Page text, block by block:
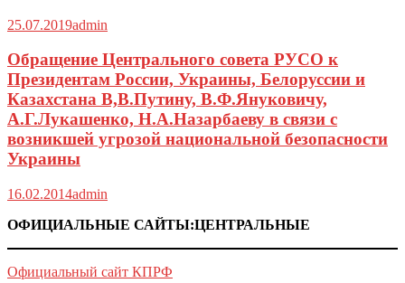
25.07.2019admin
Обращение Центрального совета РУСО к
Президентам России, Украины, Белоруссии и
Казахстана В,В.Путину, В.Ф.Януковичу,
А.Г.Лукашенко, Н.А.Назарбаеву в связи с
возникшей угрозой национальной безопасности
Украины
16.02.2014admin
ОФИЦИАЛЬНЫЕ САЙТЫ:ЦЕНТРАЛЬНЫЕ
Официальный сайт КПРФ